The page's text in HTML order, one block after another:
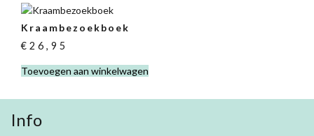
Kraambezoekboek
€ 26,95
Toevoegen aan winkelwagen
Info